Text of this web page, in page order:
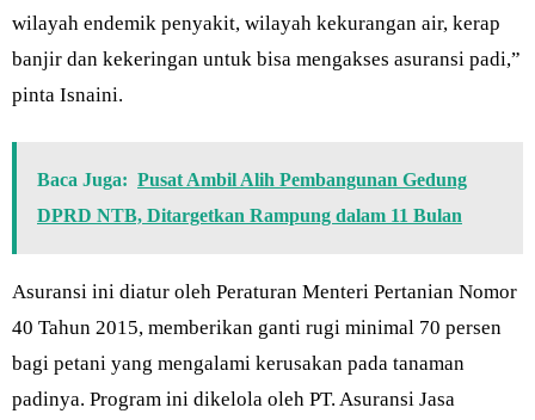
wilayah endemik penyakit, wilayah kekurangan air, kerap
banjir dan kekeringan untuk bisa mengakses asuransi padi,”
pinta Isnaini.
Baca Juga: Pusat Ambil Alih Pembangunan Gedung
DPRD NTB, Ditargetkan Rampung dalam 11 Bulan
Asuransi ini diatur oleh Peraturan Menteri Pertanian Nomor
40 Tahun 2015, memberikan ganti rugi minimal 70 persen
bagi petani yang mengalami kerusakan pada tanaman
padinya. Program ini dikelola oleh PT. Asuransi Jasa